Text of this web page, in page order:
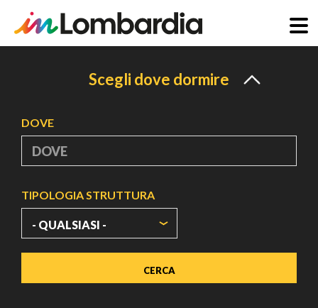
Scegli dove dormire
DOVE
TIPOLOGIA STRUTTURA